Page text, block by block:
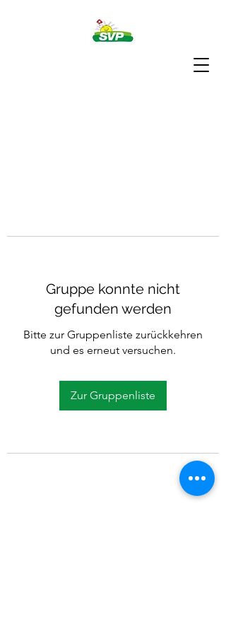
Gruppe konnte nicht
gefunden werden
Bitte zur Gruppenliste zurückkehren
und es erneut versuchen.
Zur Gruppenliste